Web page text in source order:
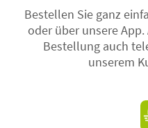
Bestellen Sie ganz
oder über unsere App.
Bestellung auch
unserem